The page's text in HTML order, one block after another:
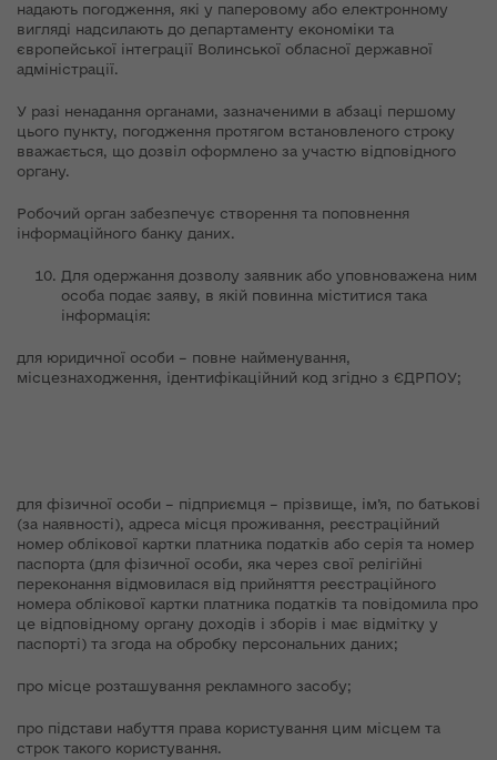
надають погодження, які у паперовому або електронному
вигляді надсилають до департаменту економіки та
європейської інтеграції Волинської обласної державної
адміністрації.
У разі ненадання органами, зазначеними в абзаці першому
цього пункту, погодження протягом встановленого строку
вважається, що дозвіл оформлено за участю відповідного
органу.
Робочий орган забезпечує створення та поповнення
інформаційного банку даних.
Для одержання дозволу заявник або уповноважена ним
особа подає заяву, в якій повинна міститися така
інформація:
для юридичної особи – повне найменування,
місцезнаходження, ідентифікаційний код згідно з ЄДРПОУ;
для фізичної особи – підприємця – прізвище, ім’я, по батькові
(за наявності), адреса місця проживання, реєстраційний
номер облікової картки платника податків або серія та номер
паспорта (для фізичної особи, яка через свої релігійні
переконання відмовилася від прийняття реєстраційного
номера облікової картки платника податків та повідомила про
це відповідному органу доходів і зборів і має відмітку у
паспорті) та згода на обробку персональних даних;
про місце розташування рекламного засобу;
про підстави набуття права користування цим місцем та
строк такого користування.